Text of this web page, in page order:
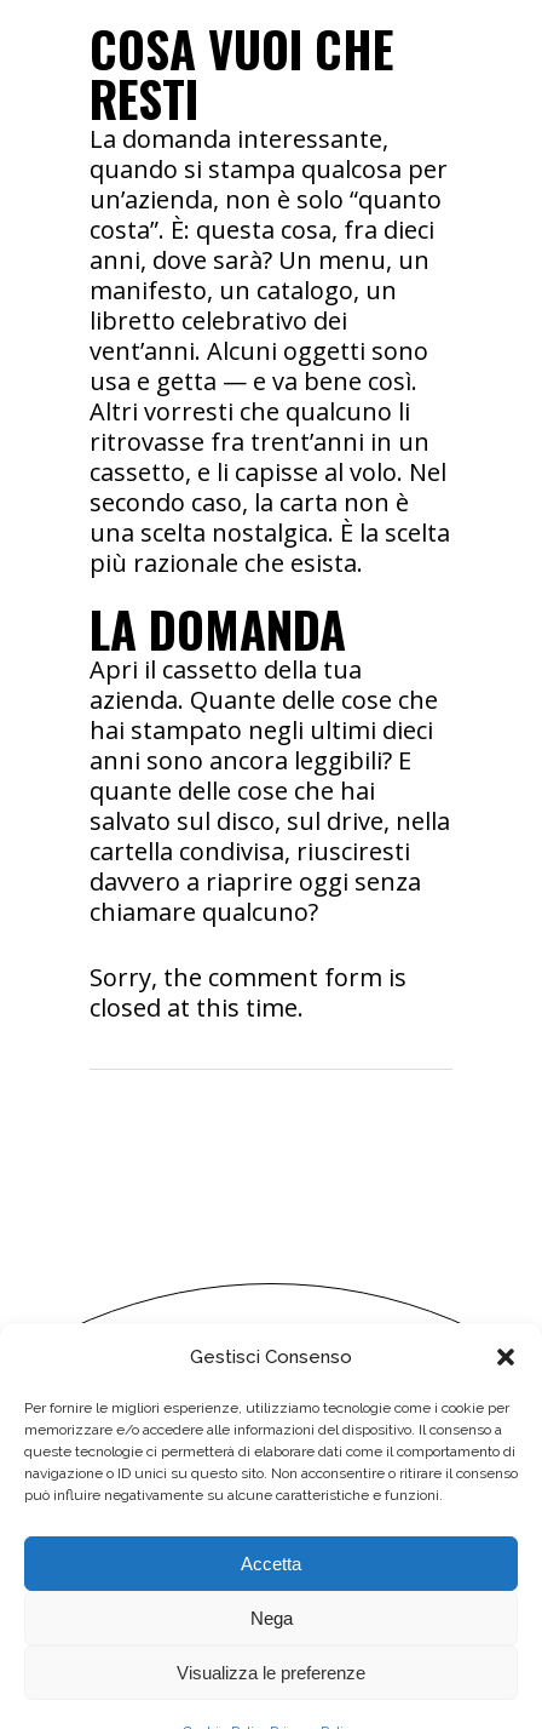
Gestisci Consenso
Per fornire le migliori esperienze, utilizziamo tecnologie come i cookie per
memorizzare e/o accedere alle informazioni del dispositivo. Il consenso a
queste tecnologie ci permetterà di elaborare dati come il comportamento di
navigazione o ID unici su questo sito. Non acconsentire o ritirare il consenso
può influire negativamente su alcune caratteristiche e funzioni.
Accetta
Nega
Visualizza le preferenze
COSA VUOI CHE
RESTI
La domanda interessante,
quando si stampa qualcosa per
un’azienda, non è solo “quanto
costa”. È: questa cosa, fra dieci
anni, dove sarà? Un menu, un
manifesto, un catalogo, un
libretto celebrativo dei
vent’anni. Alcuni oggetti sono
usa e getta — e va bene così.
Altri vorresti che qualcuno li
ritrovasse fra trent’anni in un
cassetto, e li capisse al volo. Nel
secondo caso, la carta non è
una scelta nostalgica. È la scelta
più razionale che esista.
LA DOMANDA
Apri il cassetto della tua
azienda. Quante delle cose che
hai stampato negli ultimi dieci
anni sono ancora leggibili? E
quante delle cose che hai
salvato sul disco, sul drive, nella
cartella condivisa, riusciresti
davvero a riaprire oggi senza
chiamare qualcuno?
Sorry, the comment form is
closed at this time.
I NOSTRI LAVORI CHI SIAMO
IL TEAM
STAMPA IN VALSUGANA
+ 39 0461/763232
Emailinfo@litodelta.com